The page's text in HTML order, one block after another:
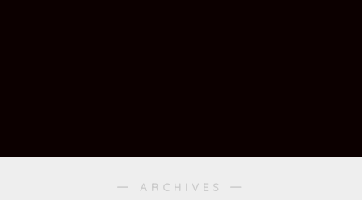
― ARCHIVES ―